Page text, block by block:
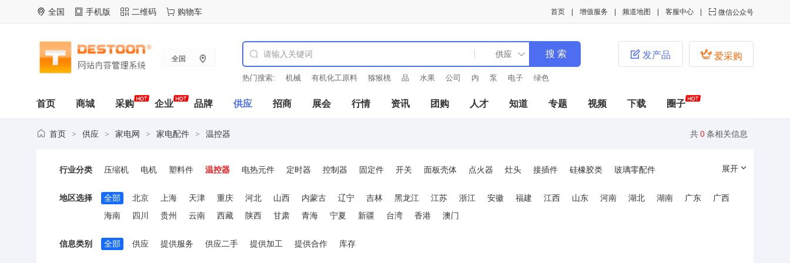
全国 手机版 二维码 购物车  微信公众号
客服中心
频道地图
增值服务
首页
全国
热门搜索: 机械 有机化工原料 猕猴桃 品 水果 公司 内 泵 电子 绿色
 爱采购
 发产品
首页 商城 采购 企业 品牌 供应 招商 展会 行情 资讯 团购 人才 知道 专题 视频 下载 圈子
共0条相关信息
首页 > 供应 > 家电网 > 家电配件 > 温控器
行业分类 压缩机 电机 塑料件 温控器 电热元件 定时器 控制器 固定件 开关 面板壳体 点火器 灶头 接插件 硅橡胶类
玻璃零配件
展开
地区选择 全部 北京 上海 天津 重庆 河北 山西 内蒙古 辽宁 吉林 黑龙江 江苏 浙江 安徽 福建 江西 山东 河南 湖北 湖南 广东
广西
海南
四川 贵州 云南 西藏 陕西 甘肃 青海 宁夏 新疆 台湾 香港 澳门
信息类别 全部 供应 提供服务 供应二手 提供加工 提供合作 库存